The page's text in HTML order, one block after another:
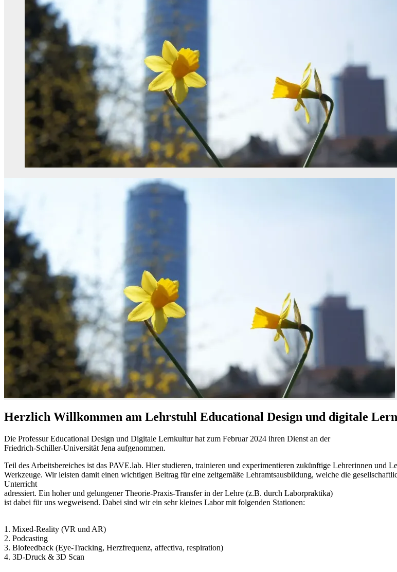
Herzlich Willkommen am Lehrstuhl Educational Design und digitale
Die Professur Educational Design und Digitale Lernkultur hat zum Februar 2024 ihren Dienst an der
Friedrich-Schiller-Universität Jena aufgenommen.
Teil des Arbeitsbereiches ist das PAVE.lab. Hier studieren, trainieren und experimentieren zukünftige Lehrerinnen
Werkzeuge. Wir leisten damit einen wichtigen Beitrag für eine zeitgemäße Lehramtsausbildung, welche die
Unterricht
adressiert. Ein hoher und gelungener Theorie-Praxis-Transfer in der Lehre (z.B. durch Laborpraktika)
ist dabei für uns wegweisend. Dabei sind wir ein sehr kleines Labor mit folgenden Stationen:
1. Mixed-Reality (VR und AR)
2. Podcasting
3. Biofeedback (Eye-Tracking, Herzfrequenz, affectiva, respiration)
4. 3D-Druck & 3D Scan